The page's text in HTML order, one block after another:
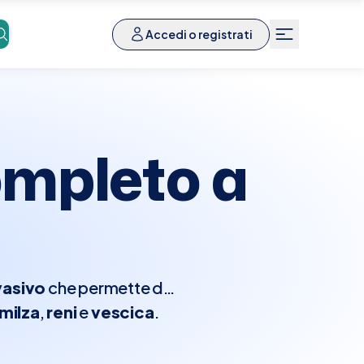
Accedi o registrati
a
che permette di
milza renievescica